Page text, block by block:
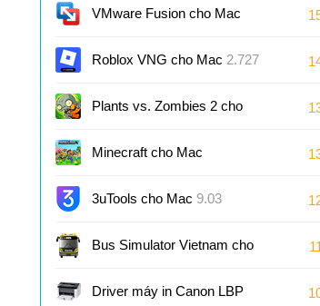
VMware Fusion cho Mac
13.6
Roblox VNG cho Mac 2.727
Plants vs. Zombies 2 cho
Mac
Minecraft cho Mac
3uTools cho Mac 9.03
Bus Simulator Vietnam cho
Mac
Driver máy in Canon LBP